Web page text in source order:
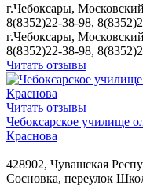
г.Чебоксары,
8(8352)22-38-98,
г.Чебоксары,
8(8352)22-38-98,
Читать отзывы
Читать отзывы
Чебоксарское училище
Краснова
428902, Чувашская
Сосновка, переулок